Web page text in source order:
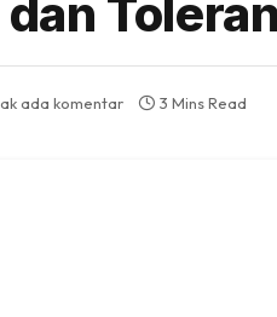
ada komentar 3 Mins Read